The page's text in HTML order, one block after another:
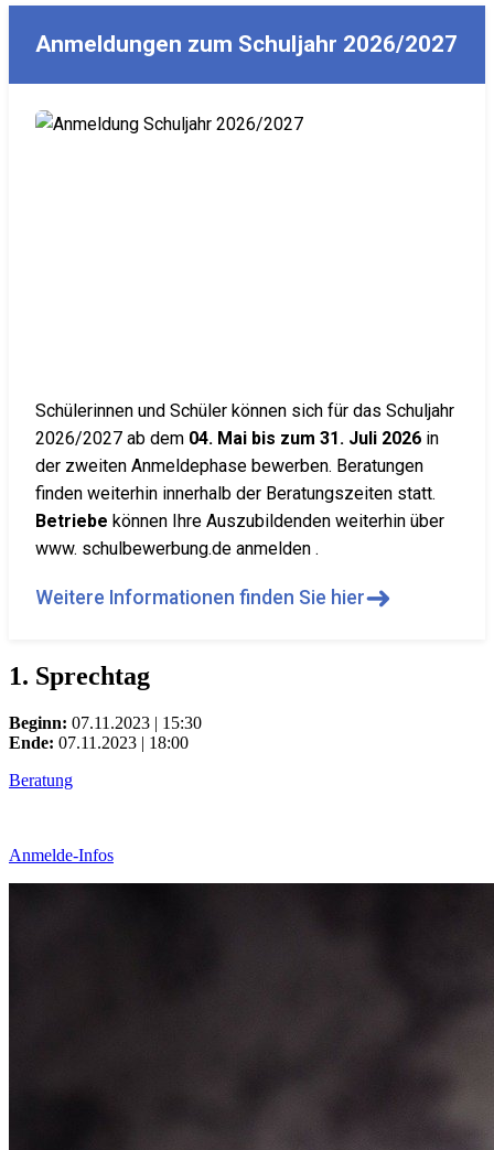
Anmeldungen zum Schuljahr 2026/2027
Schülerinnen und Schüler können sich für das Schuljahr
2026/2027 ab dem 04. Mai bis zum 31. Juli 2026 in
der zweiten Anmeldephase bewerben. Beratungen
finden weiterhin innerhalb der Beratungszeiten statt.
Betriebe können Ihre Auszubildenden weiterhin über
www. schulbewerbung.de anmelden .
Weitere Informationen finden Sie hier➜
1. Sprechtag
Beginn: 07.11.2023 | 15:30
Ende: 07.11.2023 | 18:00
Beratung
Anmelde-Infos